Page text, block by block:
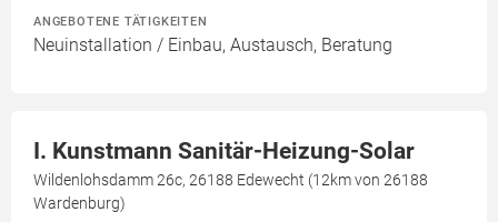
ANGEBOTENE TÄTIGKEITEN
Neuinstallation / Einbau, Austausch, Beratung
I. Kunstmann Sanitär-Heizung-Solar
Wildenlohsdamm 26c, 26188 Edewecht (12km von 26188
Wardenburg)